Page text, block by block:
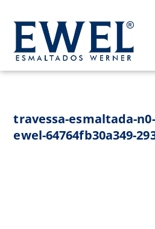
content
travessa-esmaltada-
ewel-64764fb30a349-